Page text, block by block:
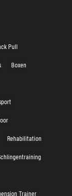
Pull
Boxen
Rehabilitation
Trainer